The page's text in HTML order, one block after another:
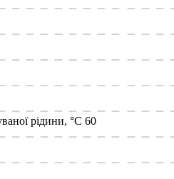
рідини, °C 60